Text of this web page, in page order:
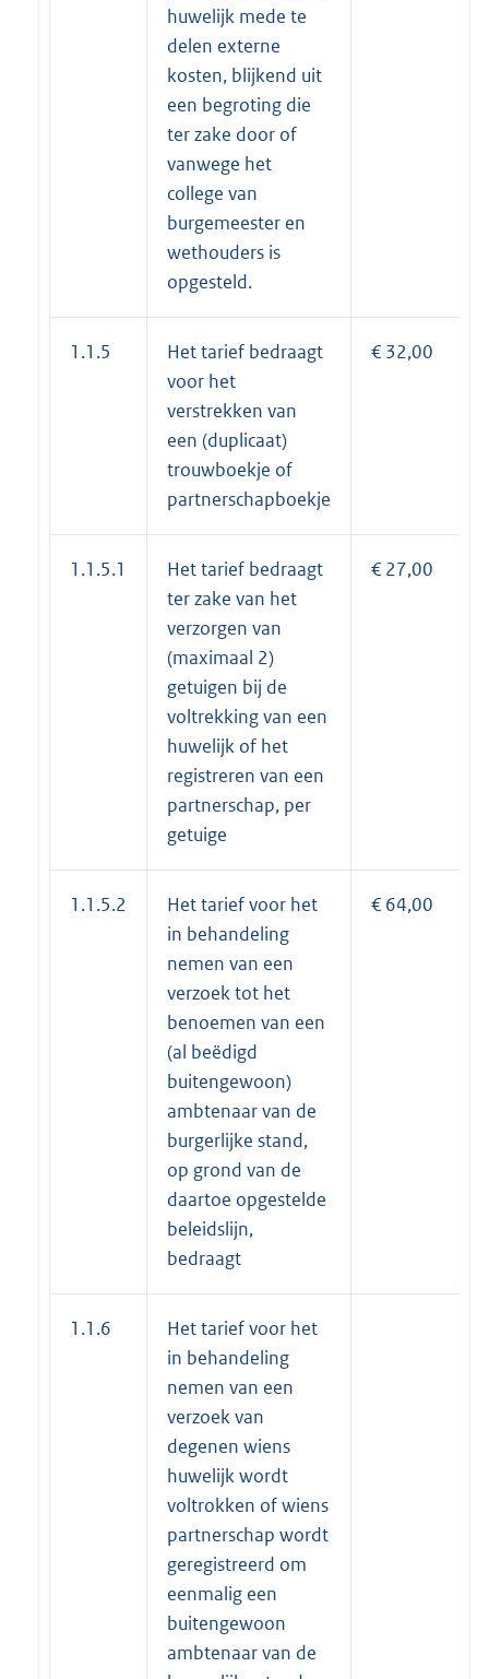
huwelijk mede te
delen externe
kosten, blijkend uit
een begroting die
ter zake door of
vanwege het
college van
burgemeester en
wethouders is
opgesteld.
1.1.5
Het tarief bedraagt
voor het
verstrekken van
een (duplicaat)
trouwboekje of
partnerschapboekje
€ 32,00
1.1.5.1
Het tarief bedraagt
ter zake van het
verzorgen van
(maximaal 2)
getuigen bij de
voltrekking van een
huwelijk of het
registreren van een
partnerschap, per
getuige
€ 27,00
1.1.5.2
Het tarief voor het
in behandeling
nemen van een
verzoek tot het
benoemen van een
(al beëdigd
buitengewoon)
ambtenaar van de
burgerlijke stand,
op grond van de
daartoe opgestelde
beleidslijn,
bedraagt
€ 64,00
1.1.6
Het tarief voor het
in behandeling
nemen van een
verzoek van
degenen wiens
huwelijk wordt
voltrokken of wiens
partnerschap wordt
geregistreerd om
eenmalig een
buitengewoon
ambtenaar van de